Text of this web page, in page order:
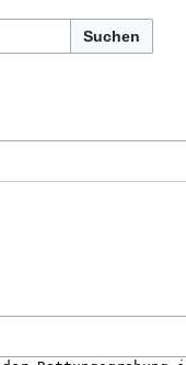
Suchen